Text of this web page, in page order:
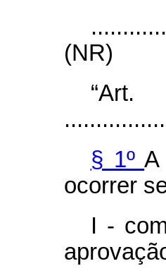
(NR)
§ 1ºA
ocorrer
I -